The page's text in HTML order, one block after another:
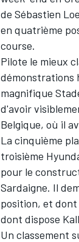
de Sébastien
en quatrième
course.
Pilote le mieux
démonstrations
magnifique
d'avoir
Belgique, où il
La cinquième
troisième
pour le
Sardaigne. Il
position, et
dont dispose
Un classement